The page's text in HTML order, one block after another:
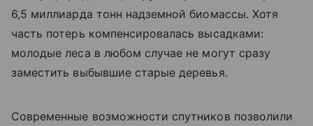
6,5 миллиарда тонн надземной биомассы. Хотя
часть потерь компенсировалась высадками:
молодые леса в любом случае не могут сразу
заместить выбывшие старые деревья.
Современные возможности спутников позволили